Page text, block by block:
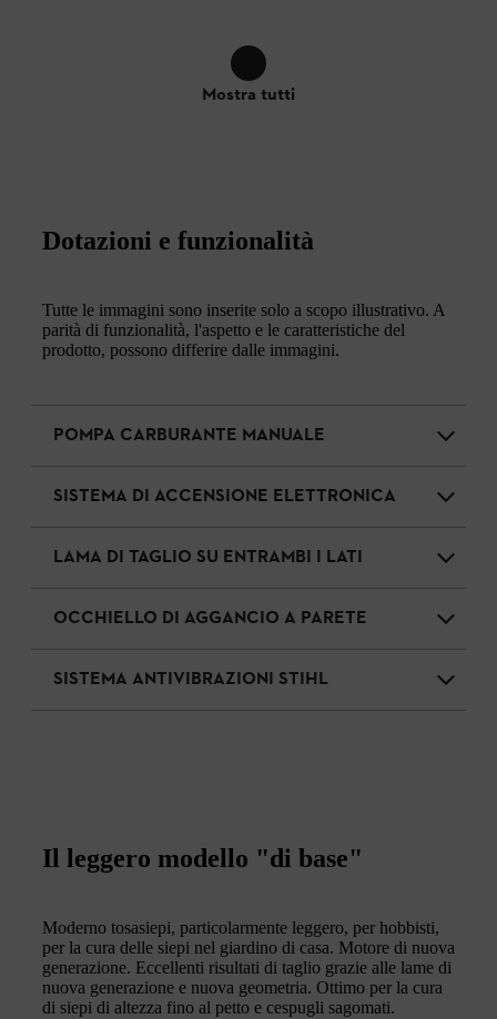
Mostra tutti
Dotazioni e funzionalità
Tutte le immagini sono inserite solo a scopo illustrativo. A
parità di funzionalità, l'aspetto e le caratteristiche del
prodotto, possono differire dalle immagini.
POMPA CARBURANTE MANUALE
SISTEMA DI ACCENSIONE ELETTRONICA
LAMA DI TAGLIO SU ENTRAMBI I LATI
OCCHIELLO DI AGGANCIO A PARETE
SISTEMA ANTIVIBRAZIONI STIHL
Il leggero modello "di base"
Moderno tosasiepi, particolarmente leggero, per hobbisti,
per la cura delle siepi nel giardino di casa. Motore di nuova
generazione. Eccellenti risultati di taglio grazie alle lame di
nuova generazione e nuova geometria. Ottimo per la cura
di siepi di altezza fino al petto e cespugli sagomati.